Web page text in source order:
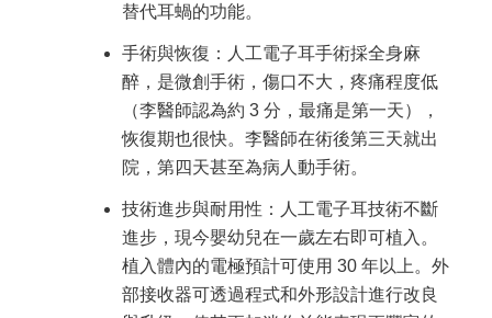
替代耳蝸的功能。
手術與恢復：人工電子耳手術採全身麻
醉，是微創手術，傷口不大，疼痛程度低
（李醫師認為約 3 分，最痛是第一天），
恢復期也很快。李醫師在術後第三天就出
院，第四天甚至為病人動手術。
技術進步與耐用性：人工電子耳技術不斷
進步，現今嬰幼兒在一歲左右即可植入。
植入體內的電極預計可使用 30 年以上。外
部接收器可透過程式和外形設計進行改良